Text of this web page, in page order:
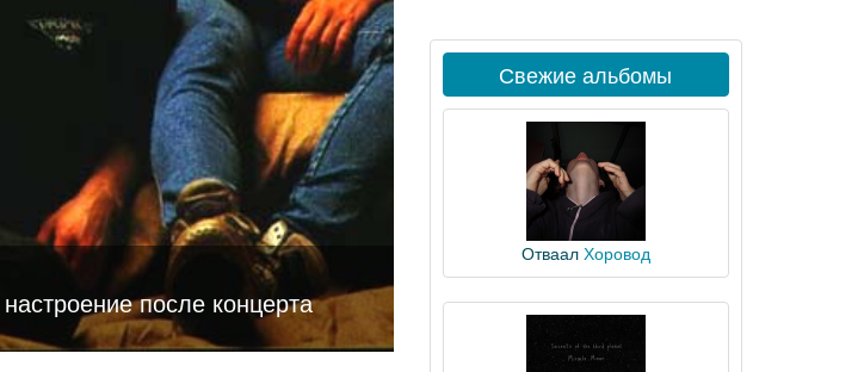
после концерта
Свежие альбомы
Отваал Хоровод